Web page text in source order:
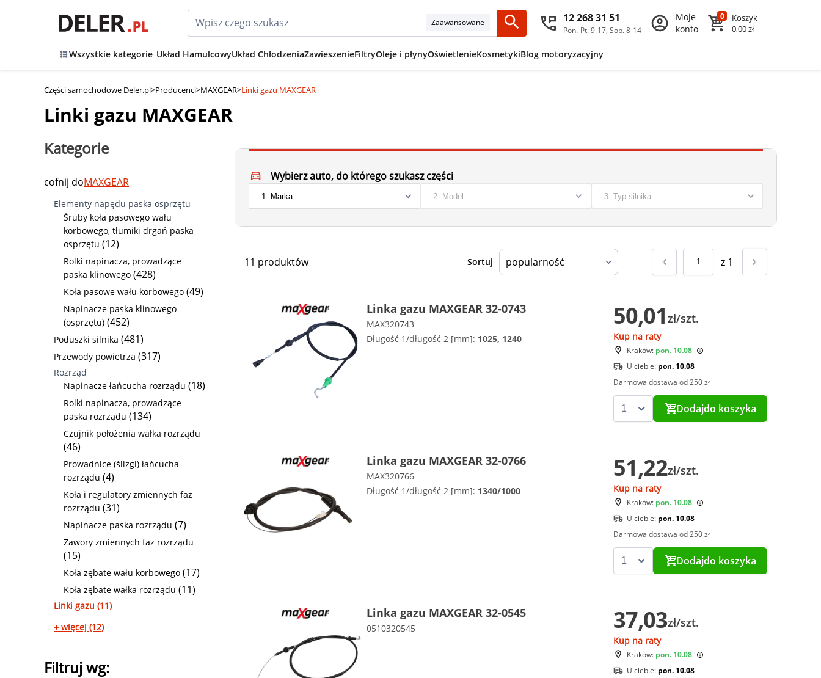
Zaawansowane 12 268 31 51
Pon.-Pt. 9-17, Sob. 8-14
Moje
konto
0
Koszyk
0,00 zł
Wszystkie kategorie Układ HamulcowyUkład ChłodzeniaZawieszenieFiltryOleje i płynyOświetlenieKosmetykiBlog motoryzacyjny
Części samochodowe Deler.pl>Producenci>MAXGEAR>Linki gazu MAXGEAR
Linki gazu MAXGEAR
Kategorie
cofnij doMAXGEAR
Elementy napędu paska osprzętu
Śruby koła pasowego wału
korbowego, tłumiki drgań paska
osprzętu (12)
Rolki napinacza, prowadzące
paska klinowego (428)
Koła pasowe wału korbowego (49)
Napinacze paska klinowego
(osprzętu) (452)
Poduszki silnika (481)
Przewody powietrza (317)
Rozrząd
Napinacze łańcucha rozrządu (18)
Rolki napinacza, prowadzące
paska rozrządu (134)
Czujnik położenia wałka rozrządu
(46)
Prowadnice (ślizgi) łańcucha
rozrządu (4)
Koła i regulatory zmiennych faz
rozrządu (31)
Napinacze paska rozrządu (7)
Zawory zmiennych faz rozrządu
(15)
Koła zębate wału korbowego (17)
Koła zębate wałka rozrządu (11)
Linki gazu (11)
+ więcej (12)
Filtruj wg:
Wybierz auto, do którego szukasz części
11 produktów Sortuj z 1
Linka gazu MAXGEAR 32-0743
MAX320743
Długość 1/długość 2 [mm]: 1025, 1240
50,01 zł/szt.
Kup na raty
Kraków: pon. 10.08
U ciebie: pon. 10.08
Darmowa dostawa od 250 zł
Dodajdo koszyka
Linka gazu MAXGEAR 32-0766
MAX320766
Długość 1/długość 2 [mm]: 1340/1000
51,22zł/szt.
Kup na raty
Kraków: pon. 10.08
U ciebie: pon. 10.08
Darmowa dostawa od 250 zł
Dodajdo koszyka
Linka gazu MAXGEAR 32-0545
0510320545 37,03zł/szt.
Kup na raty
Kraków: pon. 10.08
U ciebie: pon. 10.08